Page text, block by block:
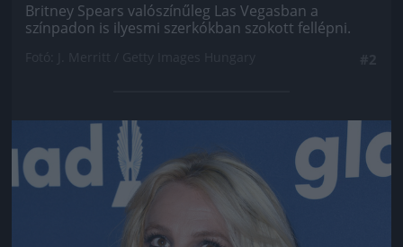
Britney Spears valószínűleg Las Vegasban a
színpadon is ilyesmi szerkókban szokott fellépni.
Jön még kép!